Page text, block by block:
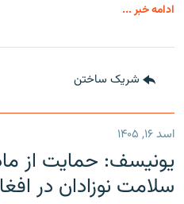
ادامه خبر ...
شریک ساختن
اسد ۱۶, ۱۴۰۵
یونیسف: حمایت از
سلامت نوزادان در